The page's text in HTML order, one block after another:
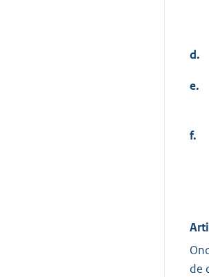
d.
e.
f.
de